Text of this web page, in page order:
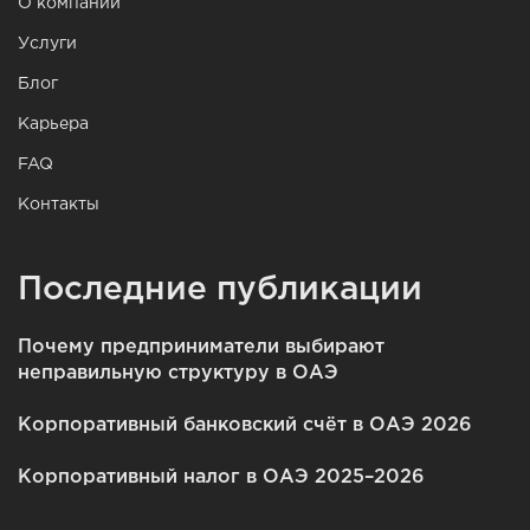
О компании
Услуги
Блог
Карьера
FAQ
Контакты
Последние публикации
Почему предприниматели выбирают
неправильную структуру в ОАЭ
Корпоративный банковский счёт в ОАЭ 2026
Корпоративный налог в ОАЭ 2025–2026